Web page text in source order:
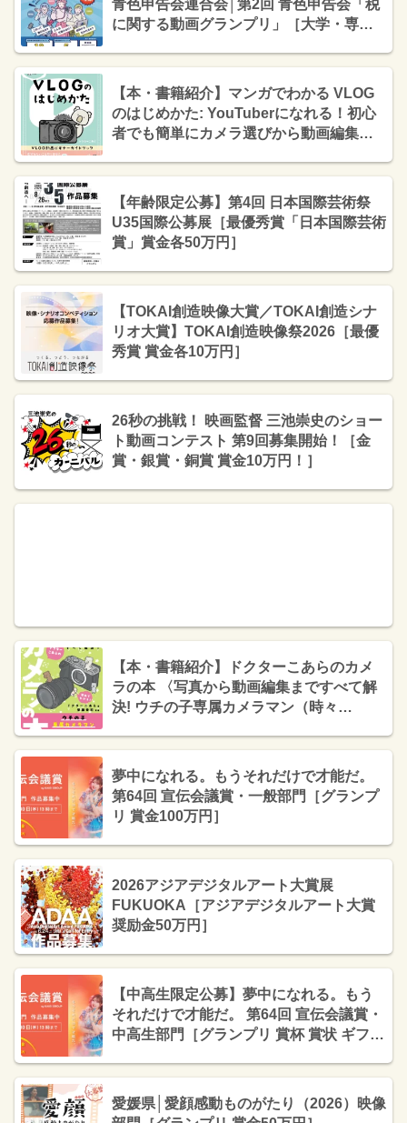
青色申告会連合会│第2回 青色申告会「税
に関する動画グランプリ」［大学・専門
タルトロフィー 表彰状］
【本・書籍紹介】マンガでわかる VLOG
のはじめかた: YouTuberになれる！初心
者でも簡単にカメラ選びから動画編集ま
ら）
【年齢限定公募】第4回 日本国際芸術祭
U35国際公募展［最優秀賞「日本国際芸術
賞」賞金各50万円］
【TOKAI創造映像大賞／TOKAI創造シナ
リオ大賞】TOKAI創造映像祭2026［最優
秀賞 賞金各10万円］
26秒の挑戦！ 映画監督 三池崇史のショー
ト動画コンテスト 第9回募集開始！［金
賞・銀賞・銅賞 賞金10万円！］
【本・書籍紹介】ドクターこあらのカメ
ラの本 〈写真から動画編集まですべて解
決! ウチの子専属カメラマン（時々
ーこあら・エムディエヌコーポレーショ
ン）
夢中になれる。もうそれだけで才能だ。
第64回 宣伝会議賞・一般部門［グランプ
リ 賞金100万円］
2026アジアデジタルアート大賞展
FUKUOKA［アジアデジタルアート大賞
奨励金50万円］
【中高生限定公募】夢中になれる。もう
それだけで才能だ。 第64回 宣伝会議賞・
中高生部門［グランプリ 賞杯 賞状 ギフト
愛媛県│愛顔感動ものがたり（2026）映像